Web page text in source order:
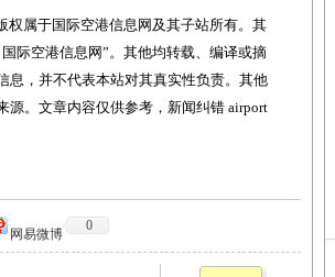
属于国际空港信息网及其子站所有。其
际空港信息网”。其他均转载、编译或摘
息，并不代表本站对其真实性负责。其他
源。文章内容仅供参考，新闻纠错 airport
网易微博
0